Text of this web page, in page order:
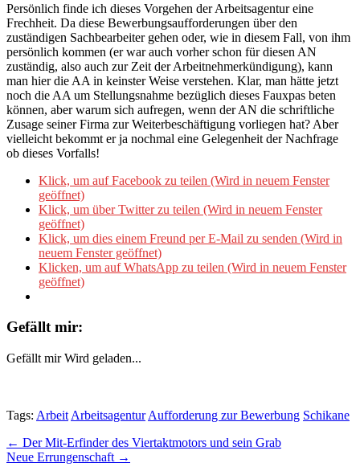
Persönlich finde ich dieses Vorgehen der Arbeitsagentur eine
Frechheit. Da diese Bewerbungsaufforderungen über den
zuständigen Sachbearbeiter gehen oder, wie in diesem Fall, von ihm
persönlich kommen (er war auch vorher schon für diesen AN
zuständig, also auch zur Zeit der Arbeitnehmerkündigung), kann
man hier die AA in keinster Weise verstehen. Klar, man hätte jetzt
noch die AA um Stellungsnahme bezüglich dieses Fauxpas beten
können, aber warum sich aufregen, wenn der AN die schriftliche
Zusage seiner Firma zur Weiterbeschäftigung vorliegen hat? Aber
vielleicht bekommt er ja nochmal eine Gelegenheit der Nachfrage
ob dieses Vorfalls!
Klick, um auf Facebook zu teilen (Wird in neuem Fenster
geöffnet)
Klick, um über Twitter zu teilen (Wird in neuem Fenster
geöffnet)
Klick, um dies einem Freund per E-Mail zu senden (Wird in
neuem Fenster geöffnet)
Klicken, um auf WhatsApp zu teilen (Wird in neuem Fenster
geöffnet)
Gefällt mir:
Gefällt mir Wird geladen...
Tags: Arbeit Arbeitsagentur Aufforderung zur Bewerbung Schikane
Post
navigation
← Der Mit-Erfinder des Viertaktmotors und sein Grab
Neue Errungenschaft →